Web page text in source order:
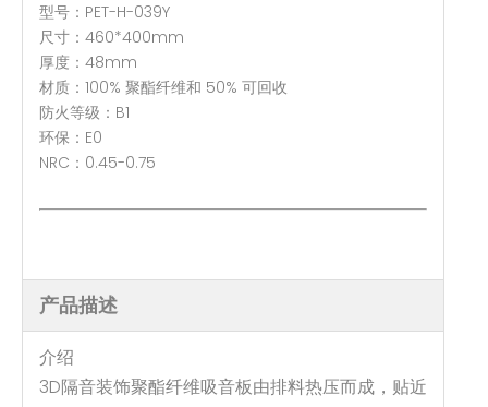
型号：PET-H-039Y
尺寸：460*400mm
厚度：48mm
材质：100% 聚酯纤维和 50% 可回收
防火等级：B1
环保：E0
NRC：0.45-0.75
产品描述
介绍
3D隔音装饰聚酯纤维吸音板由排料热压而成，贴近